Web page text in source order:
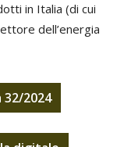
in Italia (di cui
dell’energia
2024